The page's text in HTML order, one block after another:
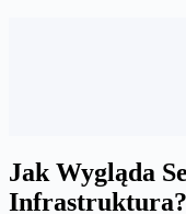
Jak Wygląda
Infrastruktura?